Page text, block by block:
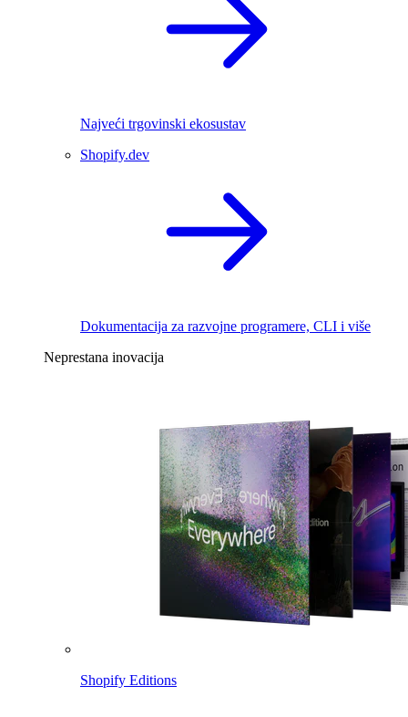
Najveći trgovinski ekosustav
Shopify.dev
Dokumentacija za razvojne programere, CLI i više
Neprestana inovacija
Shopify Editions